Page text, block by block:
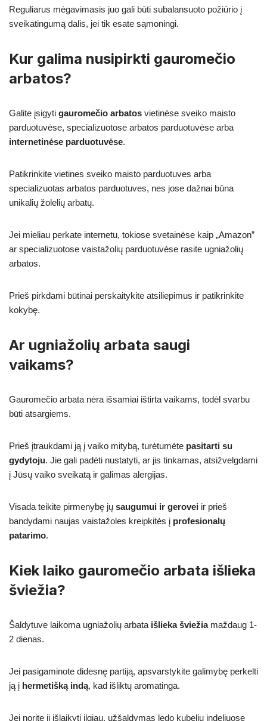
Reguliarus mėgavimasis juo gali būti subalansuoto požiūrio į
sveikatingumą dalis, jei tik esate sąmoningi.
Kur galima nusipirkti gauromečio
arbatos?
Galite įsigyti gauromečio arbatos vietinėse sveiko maisto
parduotuvėse, specializuotose arbatos parduotuvėse arba
internetinėse parduotuvėse.
Patikrinkite vietines sveiko maisto parduotuves arba
specializuotas arbatos parduotuves, nes jose dažnai būna
unikalių žolelių arbatų.
Jei mieliau perkate internetu, tokiose svetainėse kaip „Amazon”
ar specializuotose vaistažolių parduotuvėse rasite ugniažolių
arbatos.
Prieš pirkdami būtinai perskaitykite atsiliepimus ir patikrinkite
kokybę.
Ar ugniažolių arbata saugi
vaikams?
Gauromečio arbata nėra išsamiai ištirta vaikams, todėl svarbu
būti atsargiems.
Prieš įtraukdami ją į vaiko mitybą, turėtumėte pasitarti su
gydytoju. Jie gali padėti nustatyti, ar jis tinkamas, atsižvelgdami
į Jūsų vaiko sveikatą ir galimas alergijas.
Visada teikite pirmenybę jų saugumui ir gerovei ir prieš
bandydami naujas vaistažoles kreipkitės į profesionalų
patarimo.
Kiek laiko gauromečio arbata išlieka
šviežia?
Šaldytuve laikoma ugniažolių arbata išlieka šviežiamaždaug 1-
2 dienas.
Jei pasigaminote didesnę partiją, apsvarstykite galimybę perkelti
ją į hermetišką indą, kad išliktų aromatinga.
Jei norite jį išlaikyti ilgiau, užšaldymas ledo kubelių indeliuose